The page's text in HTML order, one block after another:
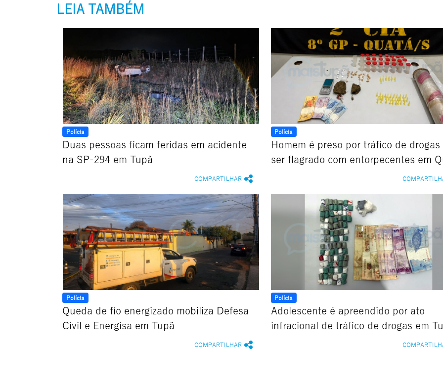
LEIA TAMBÉM
Polícia
Duas pessoas ficam feridas em acidente
na SP-294 em Tupã
COMPARTILHAR
Polícia
Homem é preso por tráfico de drogas
ser flagrado com entorpecentes em
Polícia
Queda de fio energizado mobiliza Defesa
Civil e Energisa em Tupã
COMPARTILHAR
Polícia
Adolescente é apreendido por ato
infracional de tráfico de drogas em